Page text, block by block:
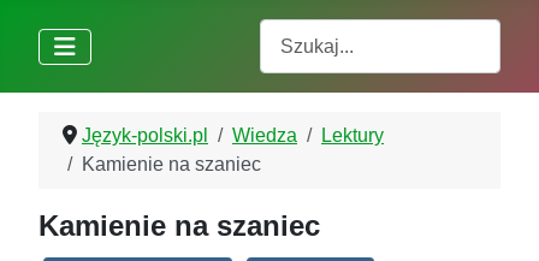
Język-polski.pl Wiedza
Lektury
Kamienie na szaniec
Kamienie na szaniec